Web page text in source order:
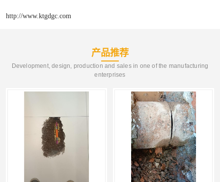
http://www.ktgdgc.com
产品推荐
Development, design, production and sales in one of the manufacturing
enterprises